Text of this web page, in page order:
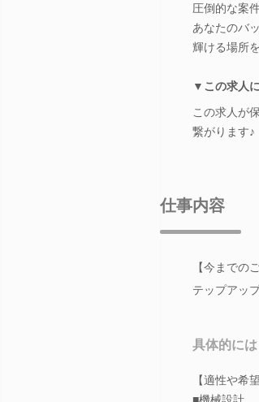
圧倒的な案
あなたのバ
輝ける場所
▼この求人
この求人が
繋がります♪
仕事内容
【今までの
テップアッ
具体的には
【適性や希
■機械設計